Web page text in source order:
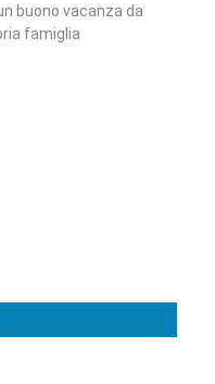
buono vacanza da
famiglia